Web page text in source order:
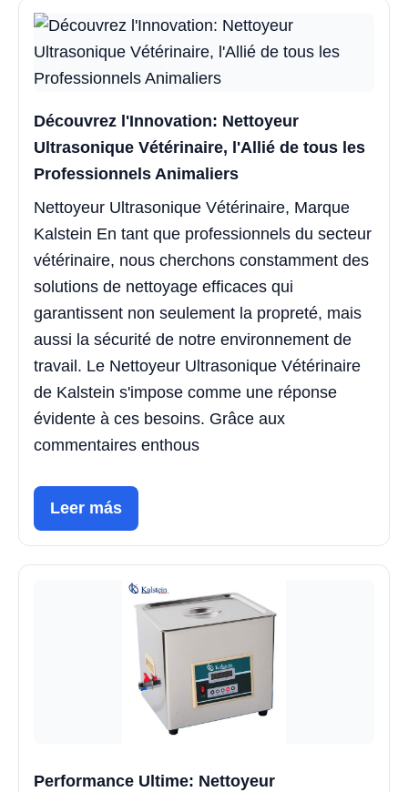
Découvrez l'Innovation: Nettoyeur
Ultrasonique Vétérinaire, l'Allié de tous les
Professionnels Animaliers
Nettoyeur Ultrasonique Vétérinaire, Marque
Kalstein En tant que professionnels du secteur
vétérinaire, nous cherchons constamment des
solutions de nettoyage efficaces qui
garantissent non seulement la propreté, mais
aussi la sécurité de notre environnement de
travail. Le Nettoyeur Ultrasonique Vétérinaire
de Kalstein s'impose comme une réponse
évidente à ces besoins. Grâce aux
commentaires enthous
Leer más
Performance Ultime: Nettoyeur